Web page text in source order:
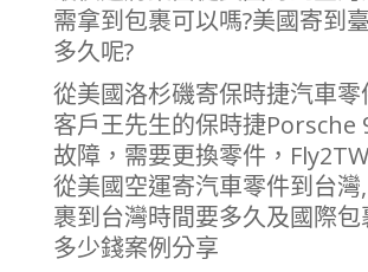
需拿到包裹可以嗎?美國寄到
多久呢?
從美國洛杉磯寄保時捷汽車零
客戶王先生的保時捷Porsche
故障，需要更換零件，
從美國空運寄汽車零件到台灣
裹到台灣時間要多久及國際包
多少錢案例分享